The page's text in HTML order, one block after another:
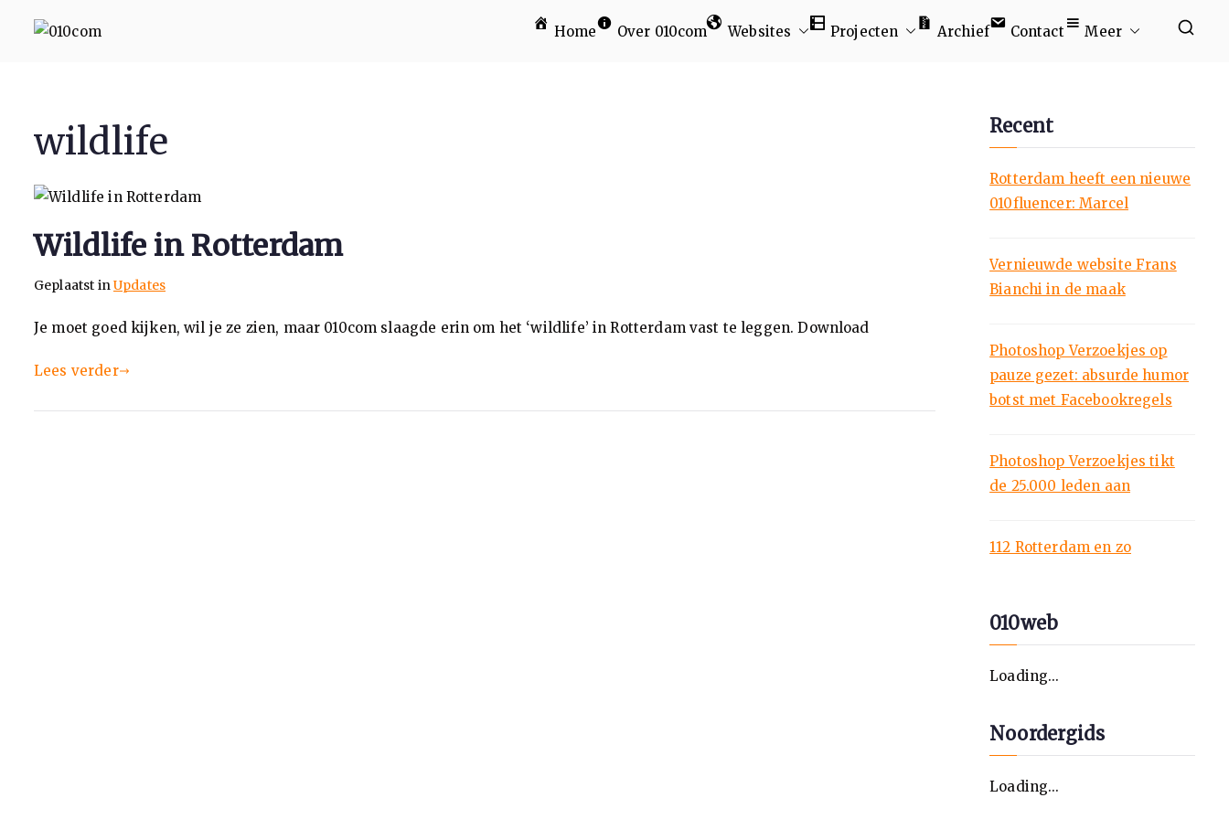
Home Over 010com Websites Projecten Archief Contact Meer
wildlife
Wildlife in Rotterdam
Geplaatst inUpdates
Je moet goed kijken, wil je ze zien, maar 010com slaagde erin om het ‘wildlife’ in Rotterdam vast te leggen. Download
Lees verder
Recent
Rotterdam heeft een nieuwe
010fluencer: Marcel
Vernieuwde website Frans
Bianchi in de maak
Photoshop Verzoekjes op
pauze gezet: absurde humor
botst met Facebookregels
Photoshop Verzoekjes tikt
de 25.000 leden aan
112 Rotterdam en zo
010web
Loading...
Noordergids
Loading...